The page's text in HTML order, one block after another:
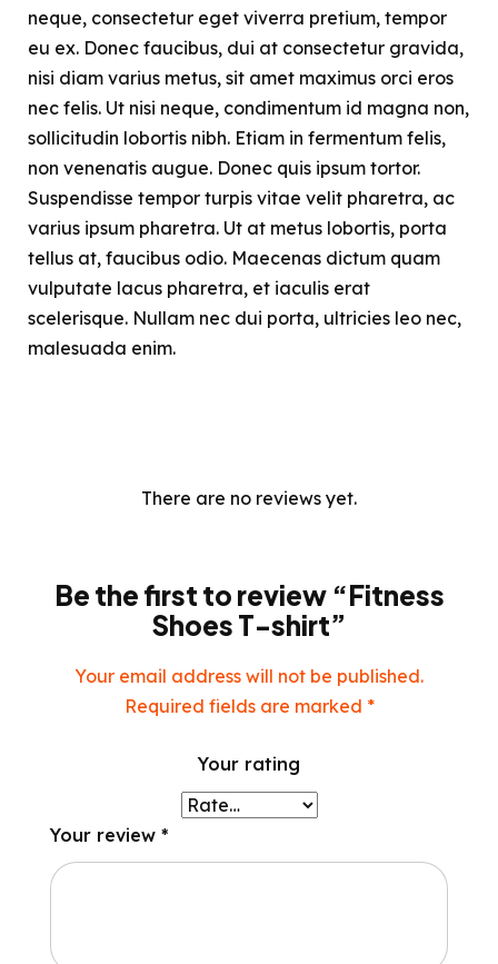
neque, consectetur eget viverra pretium, tempor
eu ex. Donec faucibus, dui at consectetur gravida,
nisi diam varius metus, sit amet maximus orci eros
nec felis. Ut nisi neque, condimentum id magna non,
sollicitudin lobortis nibh. Etiam in fermentum felis,
non venenatis augue. Donec quis ipsum tortor.
Suspendisse tempor turpis vitae velit pharetra, ac
varius ipsum pharetra. Ut at metus lobortis, porta
tellus at, faucibus odio. Maecenas dictum quam
vulputate lacus pharetra, et iaculis erat
scelerisque. Nullam nec dui porta, ultricies leo nec,
malesuada enim.
There are no reviews yet.
Be the first to review “Fitness
Shoes T-shirt”
Your email address will not be published.
Required fields are marked *
Your rating
Your review *